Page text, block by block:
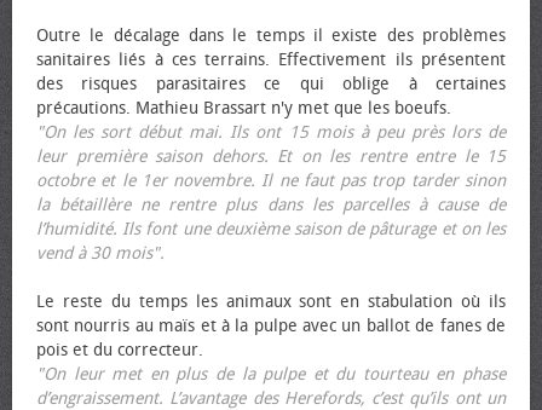
Outre le décalage dans le temps il existe des problèmes
sanitaires liés à ces terrains. Effectivement ils présentent
des risques parasitaires ce qui oblige à certaines
précautions. Mathieu Brassart n'y met que les bœufs.
"On les sort début mai. Ils ont 15 mois à peu près lors de
leur première saison dehors. Et on les rentre entre le 15
octobre et le 1er novembre. Il ne faut pas trop tarder sinon
la bétaillère ne rentre plus dans les parcelles à cause de
l’humidité. Ils font une deuxième saison de pâturage et on les
vend à 30 mois".
Le reste du temps les animaux sont en stabulation où ils
sont nourris au maïs et à la pulpe avec un ballot de fanes de
pois et du correcteur.
"On leur met en plus de la pulpe et du tourteau en phase
d’engraissement. L’avantage des Herefords, c’est qu’ils ont un